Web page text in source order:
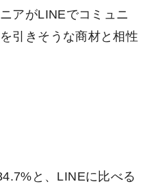
アがLINEでコミュニ
引きそうな商材と相性
と、LINEに比べる